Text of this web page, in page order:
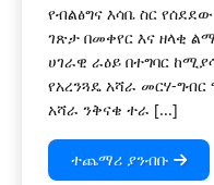
የብልፅግና እሳቤ ስር
ገጽታ በመቀየር እና ዘላቂ
ሀገራዊ ራዕይ በተግባር
የአረንጓዴ አሻራ መርሃ-ግብር
አሻራ ንቅናቄ ተራ [...]
ተጨማሪ ያንብቡ